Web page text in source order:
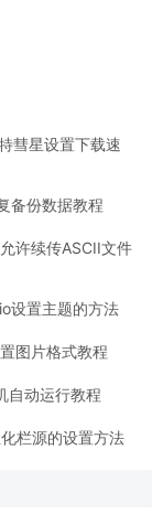
彗星设置下载速
备份数据教程
许续传ASCII文件
设置主题的方法
图片格式教程
自动运行教程
栏源的设置方法